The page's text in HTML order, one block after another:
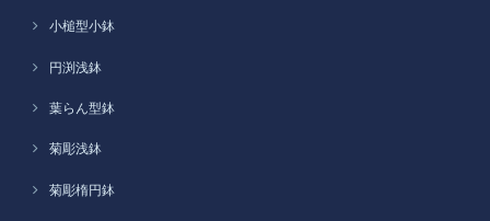
小槌型小鉢
円渕浅鉢
葉らん型鉢
菊彫浅鉢
菊彫楕円鉢